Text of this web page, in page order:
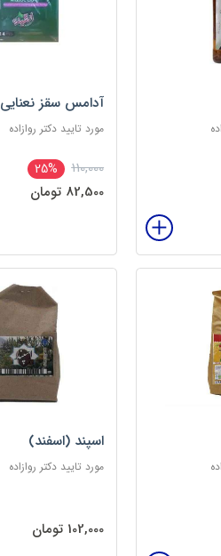
آدامس سقز نعنایی
مورد تایید دکتر روازاده
110,000
25%
82,500 تومان
اسپند (اسفند)
مورد تایید دکتر روازاده
102,000 تومان